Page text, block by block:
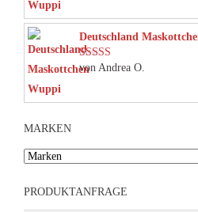
Deutschland
Bewertet mit
von Andrea O.
MARKEN
PRODUKTANFRAGE